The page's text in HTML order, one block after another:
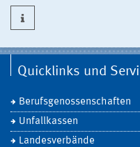
Quicklinks und
Berufsgenossenschaften
Unfallkassen
Landesverbände